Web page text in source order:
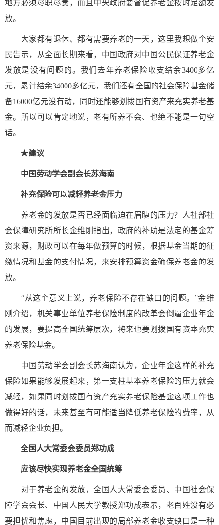
地方必须尽职尽责，而且中央政府要督促养老金按时足额发
放。
大家都有退休、都有需要养老的一天，这里我想做个安
民告示，从全面长期来看，中国政府对中国公民保证养老金
发放是没有问题的。我们去年养老保险收支结余3400多亿
元，累计结余34000多亿元，我们还有全国的社会保障基金储
备16000亿元没有动，同时还能够划拨国有资产来充实养老基
金。所以可以肯定地说，老有所养不会、也绝不能是一句空
话。
★建议
中国劳动学会副会长苏海南
补充保险可以减轻养老金压力
养老金的发放是否已经面临迫在眉睫的压力？人社部社
会保障研究所所长金维刚指出，政府的补助是法定的基金筹
资来源，财政可以在每年做预算的时候，根据基金当期的征
缴情况和基金的支付情况，来安排预算资金确保养老金的发
放。
“从这个意义上说，养老保险不存在缺口的问题。”金维
刚介绍，机关事业单位养老保险制度的改革会倒逼企业年金
的发展，要提高全国统筹层次，将来也要划拨国有资本充实
养老保险基金。
中国劳动学会副会长苏海南认为，企业年金这样的补充
保险如果能够发展起来，第一支柱基本养老保险的压力就会
减轻，如果同时划拨国有资产充实养老保险基金这项工作也
做得好的话，未来甚至有可能适当降低养老保险的费率，从
而减轻企业负担。
全国人大常委会委员郑功成
应该尽快实现养老金全国统筹
对于养老金的发放，全国人大常委会委员、中国社会保
障学会会长、中国人民大学教授郑功成表示，老百姓没有必
要担忧和焦虑，中国目前出现的局部养老金收支缺口是一种